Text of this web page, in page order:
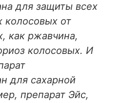
для защиты всех
колосовых от
как ржавчина,
колосовых. И
для сахарной
препарат Эйс,